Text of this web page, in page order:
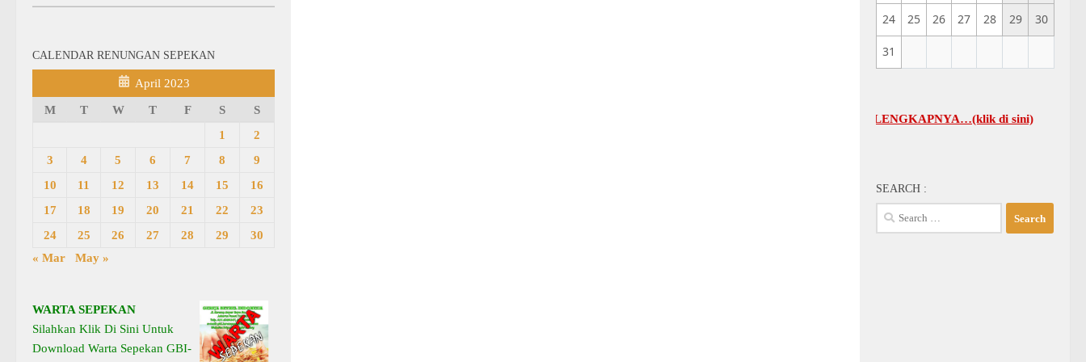
CALENDAR RENUNGAN SEPEKAN
April 2023
M T W T F S
S
1
2
3
4 5 6 7 8
9
10
11 12 13 14 15
16
17
18 19 20 21 22
23
24
25 26 27 28 29
30
« Mar
May »
WARTA SEPEKAN
Silahkan Klik Di Sini Untuk
Download Warta Sepekan GBI-
24 25 26 27 28 29 30
31
JADWAL UMUM GBI-KA SELENGKAPNYA…(klik di sini)
SEARCH :
Search
for: